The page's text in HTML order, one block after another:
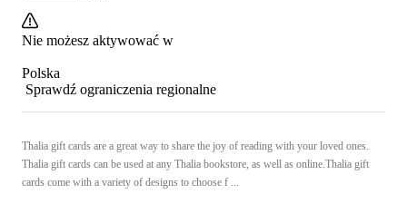
Nie możesz aktywować w
Polska
Sprawdź ograniczenia regionalne
Thalia gift cards are a great way to share the joy of reading with your loved ones.
Thalia gift cards can be used at any Thalia bookstore, as well as online.Thalia gift
cards come with a variety of designs to choose f ...